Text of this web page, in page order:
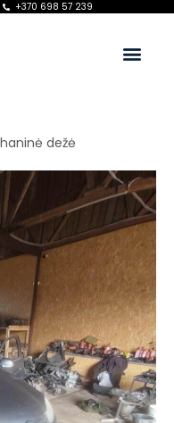
+370 698 57 239
dežė